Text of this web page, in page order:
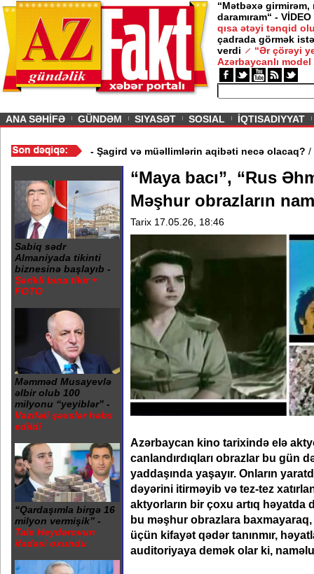
“Mətbəxə girmirəm,
daramıram“ - VİDEO
qısa ətəyi tənqid
çadrada görmək
verdi
“Ər çörəyi
Azərbaycanlı model
ANA SƏHİFƏ GÜNDƏM SIYASƏT SOSIAL İQTISADIYYAT
3 məktəb bağlandı - Şagird və müəllimlərin aqibəti
Sabiq sədr
Almaniyada tikinti
biznesinə başlayıb -
Şərikli bina tikir +
FOTO
Məmməd Musayevlə
əlbir olub 100
milyonu “yeyiblər” -
Vəzifəli şəxslər həbs
edildi
“Qardaşımla birgə 16
milyon vermişik” -
Tale Heydərovun
ifadəsi oxundu
“Maya bacı”, “Rus
Məşhur obrazların
Tarix 17.05.26, 18:46
Azərbaycan kino tarixində elə
canlandırdıqları obrazlar bu gün
yaddaşında yaşayır. Onların
dəyərini itirməyib və tez-tez
aktyorların bir çoxu artıq həyatda
bu məşhur obrazlara baxmayaraq,
üçün kifayət qədər tanınmır,
auditoriyaya demək olar ki,